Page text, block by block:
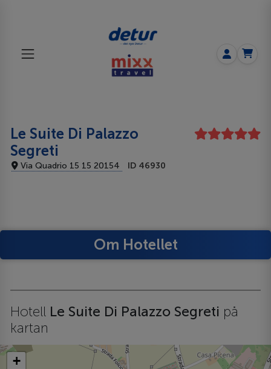
Le Suite Di Palazzo
Segreti
Via Quadrio 15 15 20154 ID 46930
Om Hotellet
Hotell Le Suite Di Palazzo Segreti på
kartan
+